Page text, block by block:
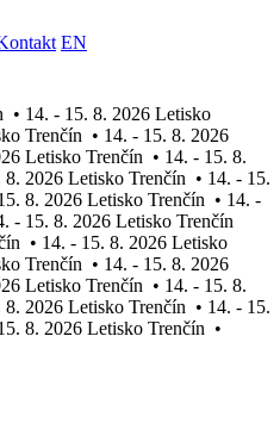
EN
• 14. - 15. 8. 2026 Letisko
Trenčín • 14. - 15. 8. 2026
Letisko Trenčín • 14. - 15. 8.
8. 2026 Letisko Trenčín • 14. - 15.
8. 2026 Letisko Trenčín • 14. -
- 15. 8. 2026 Letisko Trenčín
• 14. - 15. 8. 2026 Letisko
Trenčín • 14. - 15. 8. 2026
Letisko Trenčín • 14. - 15. 8.
8. 2026 Letisko Trenčín • 14. - 15.
8. 2026 Letisko Trenčín •